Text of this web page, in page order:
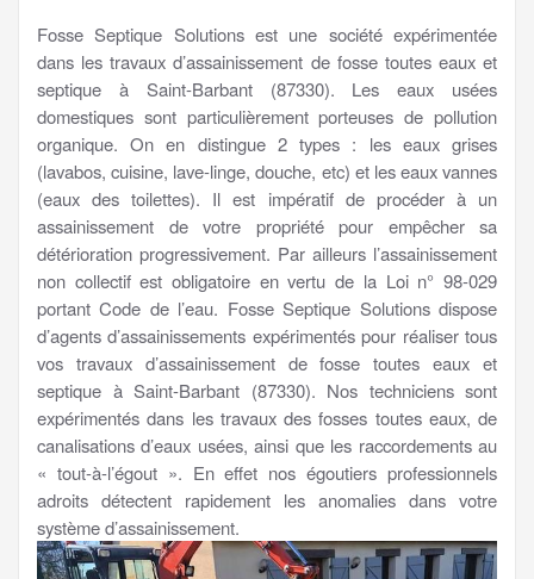
Fosse Septique Solutions est une société expérimentée
dans les travaux d’assainissement de fosse toutes eaux et
septique à Saint-Barbant (87330). Les eaux usées
domestiques sont particulièrement porteuses de pollution
organique. On en distingue 2 types : les eaux grises
(lavabos, cuisine, lave-linge, douche, etc) et les eaux vannes
(eaux des toilettes). Il est impératif de procéder à un
assainissement de votre propriété pour empêcher sa
détérioration progressivement. Par ailleurs l’assainissement
non collectif est obligatoire en vertu de la Loi n° 98-029
portant Code de l’eau. Fosse Septique Solutions dispose
d’agents d’assainissements expérimentés pour réaliser tous
vos travaux d’assainissement de fosse toutes eaux et
septique à Saint-Barbant (87330). Nos techniciens sont
expérimentés dans les travaux des fosses toutes eaux, de
canalisations d’eaux usées, ainsi que les raccordements au
« tout-à-l’égout ». En effet nos égoutiers professionnels
adroits détectent rapidement les anomalies dans votre
système d’assainissement.